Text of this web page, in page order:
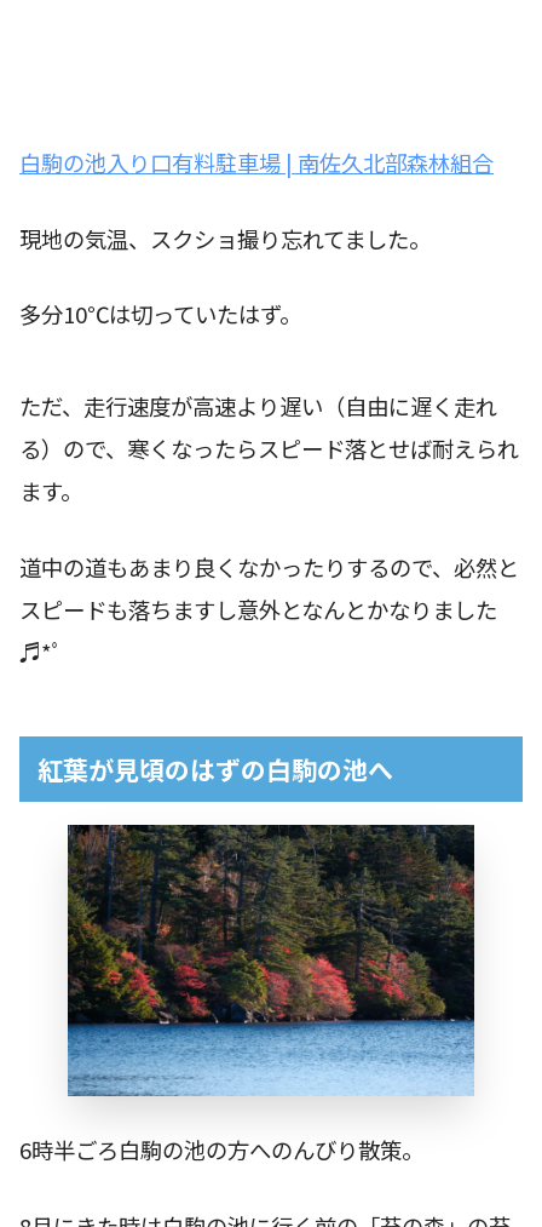
白駒の池入り口有料駐車場 | 南佐久北部森林組合
現地の気温、スクショ撮り忘れてました。
多分10℃は切っていたはず。
ただ、走行速度が高速より遅い（自由に遅く走れ
る）ので、寒くなったらスピード落とせば耐えられ
ます。
道中の道もあまり良くなかったりするので、必然と
スピードも落ちますし意外となんとかなりました
♬*ﾟ
紅葉が見頃のはずの白駒の池へ
6時半ごろ白駒の池の方へのんびり散策。